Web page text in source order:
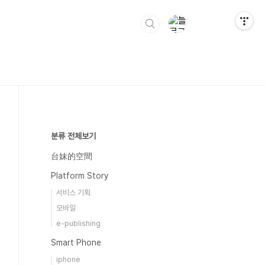
분류 전체보기
台妹的空間
Platform Story
서비스 기획
모바일
e-publishing
Smart Phone
iphone